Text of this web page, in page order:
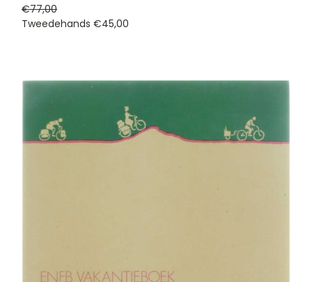
€77,00
Tweedehands €45,00